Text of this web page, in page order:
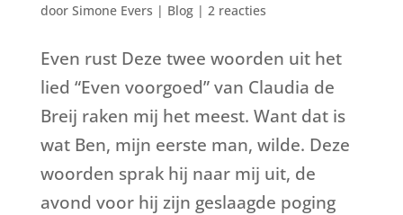
door Simone Evers | Blog| 2 reacties
Even rust Deze twee woorden uit het
lied “Even voorgoed” van Claudia de
Breij raken mij het meest. Want dat is
wat Ben, mijn eerste man, wilde. Deze
woorden sprak hij naar mij uit, de
avond voor hij zijn geslaagde poging